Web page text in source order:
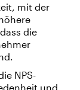
mit der
die
NPS-
und